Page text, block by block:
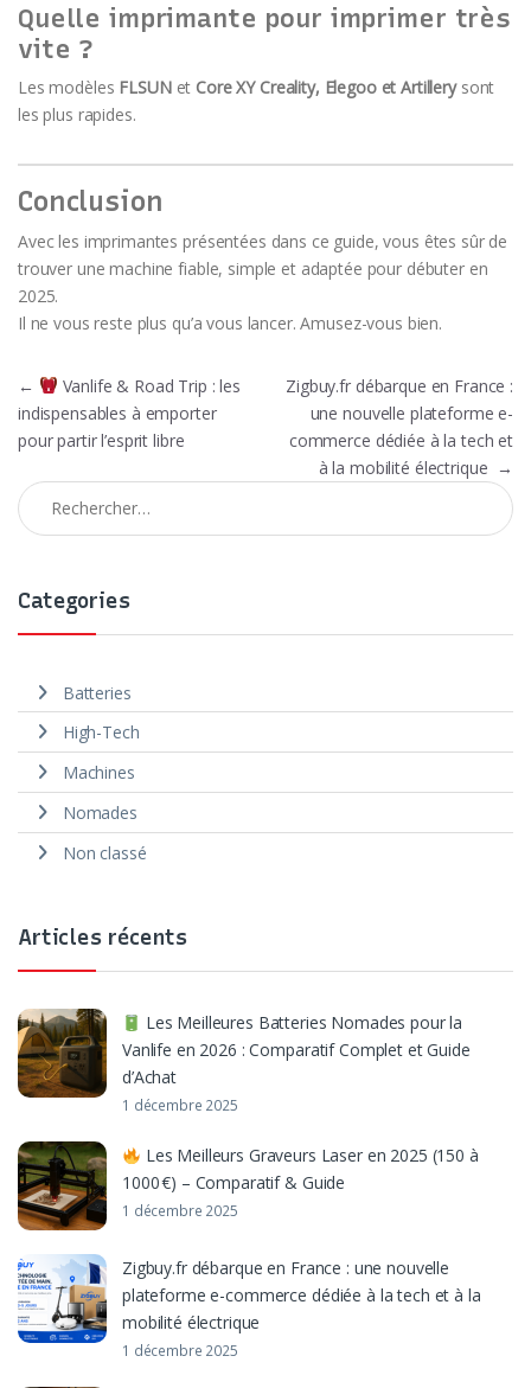
Quelle imprimante pour imprimer très
vite ?
Les modèles FLSUNet Core XY Creality, Elegoo et Artillerysont
les plus rapides.
Conclusion
Avec les imprimantes présentées dans ce guide, vous êtes sûr de
trouver une machine fiable, simple et adaptée pour débuter en
2025.
Il ne vous reste plus qu’a vous lancer. Amusez-vous bien.
Navigation de l’article
←
Vanlife & Road Trip : les
indispensables à emporter
pour partir l’esprit libre
Zigbuy.fr débarque en France :
une nouvelle plateforme e-
commerce dédiée à la tech et
à la mobilité électrique →
Rechercher :
Categories
Batteries
High-Tech
Machines
Nomades
Non classé
Articles récents
Les Meilleures Batteries Nomades pour la
Vanlife en 2026 : Comparatif Complet et Guide
d’Achat
1 décembre 2025
Les Meilleurs Graveurs Laser en 2025 (150 à
1000 €) – Comparatif & Guide
1 décembre 2025
Zigbuy.fr débarque en France : une nouvelle
plateforme e-commerce dédiée à la tech et à la
mobilité électrique
1 décembre 2025